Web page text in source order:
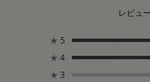
レビュ
★ 5
★ 4
★ 3